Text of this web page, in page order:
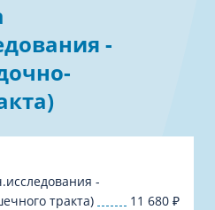
-
-
тракта)
11 680 ₽